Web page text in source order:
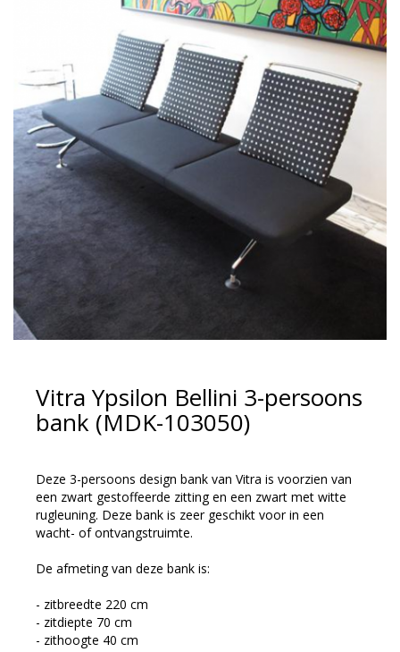
Vitra Ypsilon Bellini 3-persoons
bank (MDK-103050)
Deze 3-persoons design bank van Vitra is voorzien van
een zwart gestoffeerde zitting en een zwart met witte
rugleuning. Deze bank is zeer geschikt voor in een
wacht- of ontvangstruimte.
De afmeting van deze bank is:
- zitbreedte 220 cm
- zitdiepte 70 cm
- zithoogte 40 cm